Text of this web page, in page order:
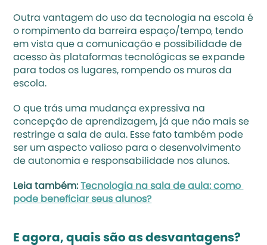
Outra vantagem do uso da tecnologia na escola é
o rompimento da barreira espaço/tempo, tendo
em vista que a comunicação e possibilidade de
acesso às plataformas tecnológicas se expande
para todos os lugares, rompendo os muros da
escola.
O que trás uma mudança expressiva na
concepção de aprendizagem, já que não mais se
restringe a sala de aula. Esse fato também pode
ser um aspecto valioso para o desenvolvimento
de autonomia e responsabilidade nos alunos.
Leia também: Tecnologia na sala de aula: como
pode beneficiar seus alunos?
E agora, quais são as desvantagens?